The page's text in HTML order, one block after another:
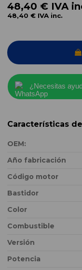
48,40 € IVA
48,40 € IVA inc.
¿Necesitas
Características
OEM:
Año fabricación
Código motor
Bastidor
Color
Combustible
Versión
Potencia